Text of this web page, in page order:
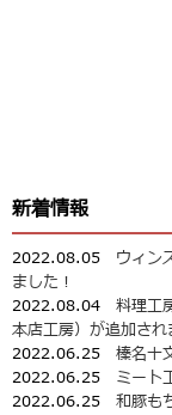
新着情報
2022.08.05 ウィン
ました！
2022.08.04 料理工
本店工房）が追加され
2022.06.25 榛名十
2022.06.25 ミート
2022.06.25 和豚も